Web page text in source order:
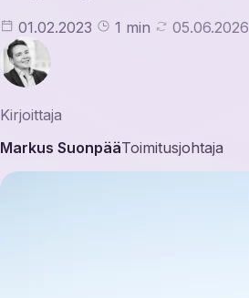
01.02.2023 1 min 05.06.2026
Kirjoittaja
Markus SuonpääToimitusjohtaja